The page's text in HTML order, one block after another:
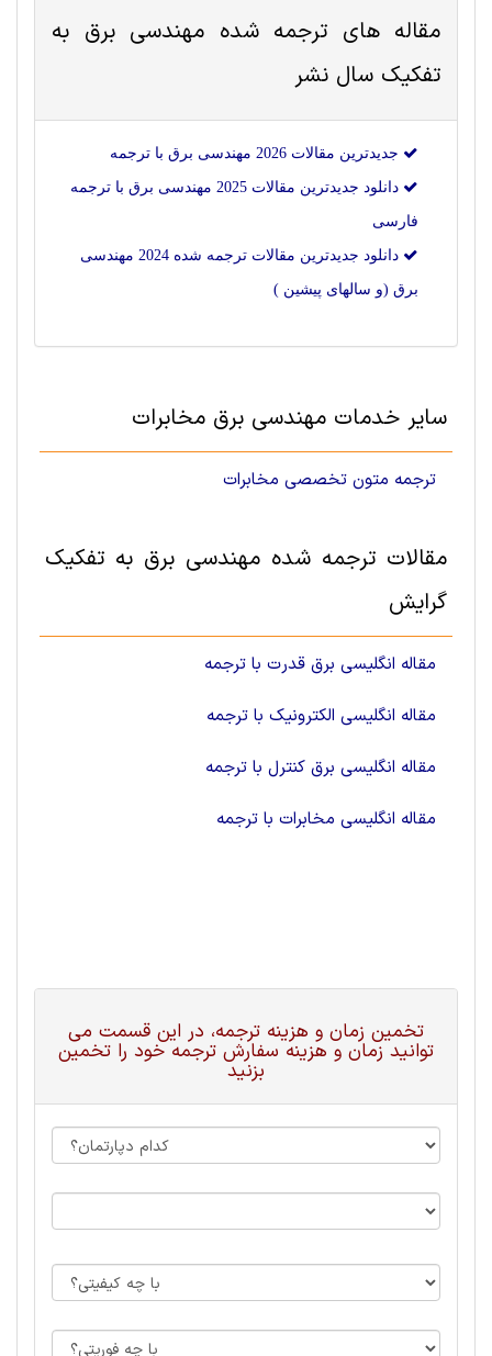
مقاله های ترجمه شده مهندسی برق به
تفکیک سال نشر
جدیدترین مقالات 2026 مهندسی برق با ترجمه
دانلود جدیدترین مقالات 2025 مهندسی برق با ترجمه
فارسی
دانلود جدیدترین مقالات ترجمه شده 2024 مهندسی
برق (و سالهای پیشین )
سایر خدمات مهندسی برق مخابرات
ترجمه متون تخصصی مخابرات
مقالات ترجمه شده مهندسی برق به تفکیک
گرایش
مقاله انگلیسی برق قدرت با ترجمه
مقاله انگلیسی الکترونیک با ترجمه
مقاله انگلیسی برق کنترل با ترجمه
مقاله انگلیسی مخابرات با ترجمه
تخمین زمان و هزینه ترجمه، در این قسمت می
توانید زمان و هزینه سفارش ترجمه خود را تخمین
بزنید